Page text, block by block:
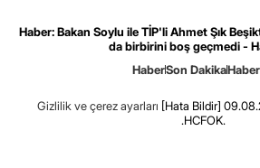
Haber: Bakan Soylu ile TİP'li Ahmet Şık
da birbirini boş geçmedi -
HaberSon Dakika
Gizlilik ve çerez ayarları [Hata Bildir]
.HCFOK.